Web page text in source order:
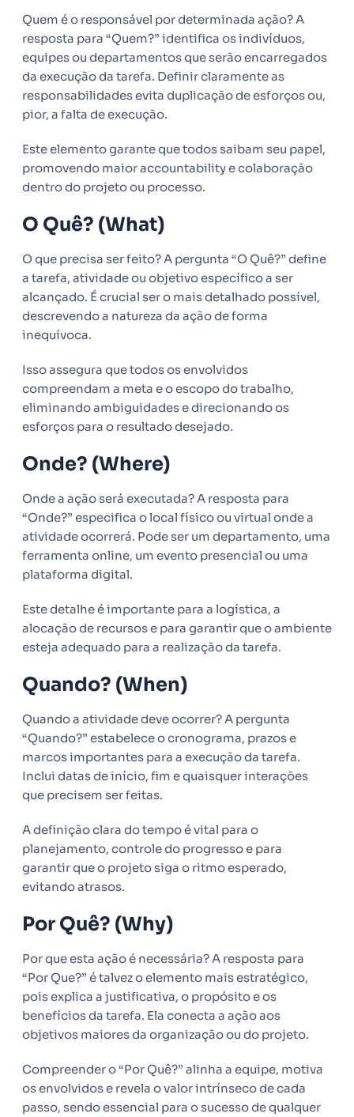
Quem é o responsável por determinada ação? A
resposta para “Quem?” identifica os indivíduos,
equipes ou departamentos que serão encarregados
da execução da tarefa. Definir claramente as
responsabilidades evita duplicação de esforços ou,
pior, a falta de execução.
Este elemento garante que todos saibam seu papel,
promovendo maior accountability e colaboração
dentro do projeto ou processo.
O Quê? (What)
O que precisa ser feito? A pergunta “O Quê?” define
a tarefa, atividade ou objetivo específico a ser
alcançado. É crucial ser o mais detalhado possível,
descrevendo a natureza da ação de forma
inequívoca.
Isso assegura que todos os envolvidos
compreendam a meta e o escopo do trabalho,
eliminando ambiguidades e direcionando os
esforços para o resultado desejado.
Onde? (Where)
Onde a ação será executada? A resposta para
“Onde?” especifica o local físico ou virtual onde a
atividade ocorrerá. Pode ser um departamento, uma
ferramenta online, um evento presencial ou uma
plataforma digital.
Este detalhe é importante para a logística, a
alocação de recursos e para garantir que o ambiente
esteja adequado para a realização da tarefa.
Quando? (When)
Quando a atividade deve ocorrer? A pergunta
“Quando?” estabelece o cronograma, prazos e
marcos importantes para a execução da tarefa.
Inclui datas de início, fim e quaisquer interações
que precisem ser feitas.
A definição clara do tempo é vital para o
planejamento, controle do progresso e para
garantir que o projeto siga o ritmo esperado,
evitando atrasos.
Por Quê? (Why)
Por que esta ação é necessária? A resposta para
“Por Que?” é talvez o elemento mais estratégico,
pois explica a justificativa, o propósito e os
benefícios da tarefa. Ela conecta a ação aos
objetivos maiores da organização ou do projeto.
Compreender o “Por Quê?” alinha a equipe, motiva
os envolvidos e revela o valor intrínseco de cada
passo, sendo essencial para o sucesso de qualquer